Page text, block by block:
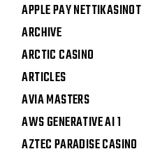
APPLE PAY NETTIKASINOT
ARCHIVE
ARCTIC CASINO
ARTICLES
AVIA MASTERS
AWS GENERATIVE AI 1
AZTEC PARADISE CASINO